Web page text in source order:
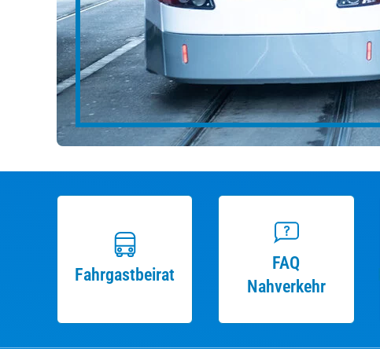
Fahrgastbeirat
FAQ
Nahverkehr